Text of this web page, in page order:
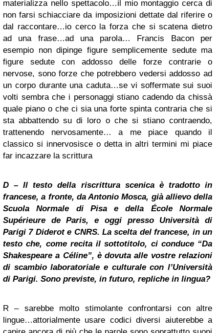
materializza nello spettacolo…il mio montaggio cerca di
non farsi schiacciare da imposizioni dettate dal riferire o
dal raccontare…io cerco la forza che si scatena dietro
ad una frase…ad una parola… Francis Bacon per
esempio non dipinge figure semplicemente sedute ma
figure sedute con addosso delle forze contrarie o
nervose, sono forze che potrebbero vedersi addosso ad
un corpo durante una caduta…se vi soffermate sui suoi
volti sembra che i personaggi stiano cadendo da chissà
quale piano o che ci sia una forte spinta contraria che si
sta abbattendo su di loro o che si stiano contraendo,
trattenendo nervosamente… a me piace quando il
classico si innervosisce o detta in altri termini mi piace
far incazzare la scrittura
D – Il testo della riscrittura scenica è tradotto in
francese, a fronte, da Antonio Mosca, già allievo della
Scuola Normale di Pisa e della École Normale
Supérieure de Paris, e oggi presso Università di
Parigi 7 Diderot e CNRS. La scelta del francese, in un
testo che, come recita il sottotitolo, ci conduce “Da
Shakespeare a Céline”, è dovuta alle vostre relazioni
di scambio laboratoriale e culturale con l’Università
di Parigi. Sono previste, in futuro, repliche in lingua?
R – sarebbe molto stimolante confrontarsi con altre
lingue…attorialmente usare codici diversi aiuterebbe a